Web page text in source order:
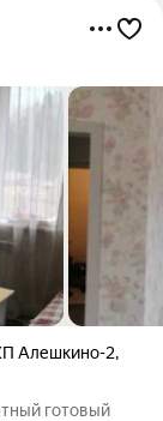
Алешкино-2,
готовый